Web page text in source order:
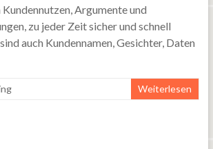
Argumente und
zu jeder Zeit sicher und schnell
auch Kundennamen, Gesichter, Daten
Weiterlesen